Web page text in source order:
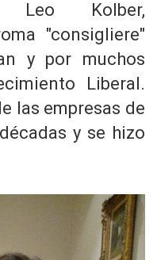
Kolber,
"consigliere"
y por muchos
Liberal.
las empresas de
y se hizo